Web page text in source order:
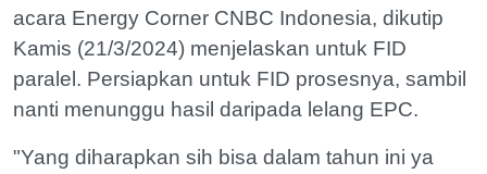
acara Energy Corner CNBC Indonesia, dikutip
Kamis (21/3/2024) menjelaskan untuk FID
paralel. Persiapkan untuk FID prosesnya, sambil
nanti menunggu hasil daripada lelang EPC.
"Yang diharapkan sih bisa dalam tahun ini ya